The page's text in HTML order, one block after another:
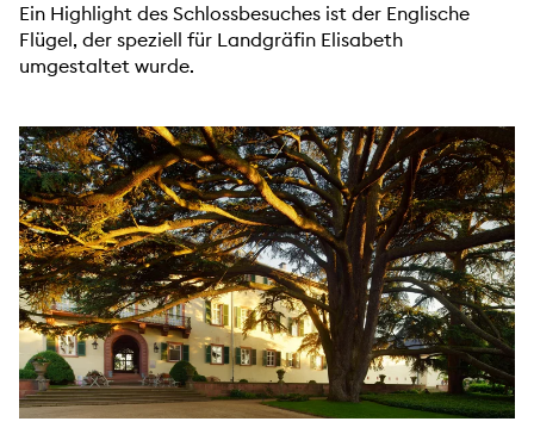
Ein Highlight des Schlossbesuches ist der Englische
Flügel, der speziell für Landgräfin Elisabeth
umgestaltet wurde.